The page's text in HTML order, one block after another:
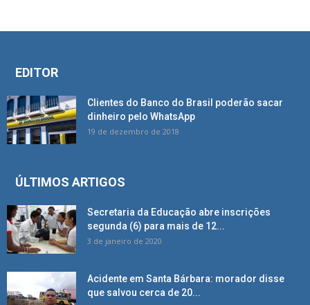
EDITOR
Clientes do Banco do Brasil poderão sacar
dinheiro pelo WhatsApp
19 de dezembro de 2018
ÚLTIMOS ARTIGOS
Secretaria da Educação abre inscrições
segunda (6) para mais de 12...
3 de janeiro de 2020
Acidente em Santa Bárbara: morador disse
que salvou cerca de 20...